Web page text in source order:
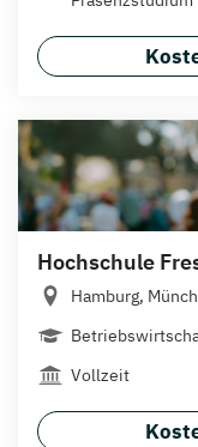
Hochschule
Hamburg,
Vollzeit